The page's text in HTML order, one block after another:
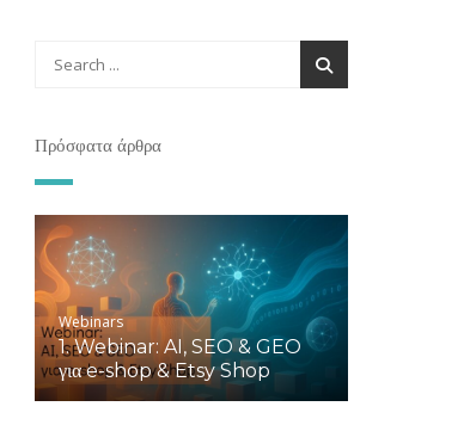
Πρόσφατα άρθρα
Webinars
1. Webinar: AI, SEO & GEO
για e-shop & Etsy Shop